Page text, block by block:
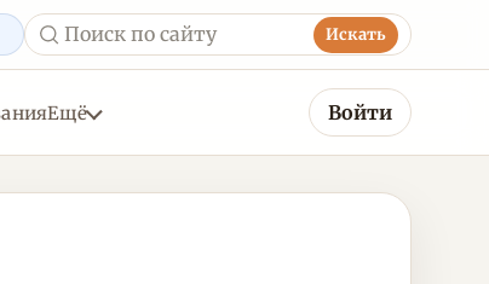
Искать
Ещё Войти